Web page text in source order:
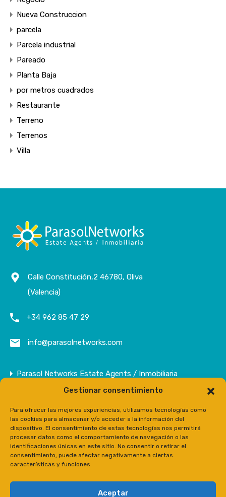
Gestionar consentimiento
Para ofrecer las mejores experiencias, utilizamos tecnologías como
las cookies para almacenar y/o acceder a la información del
dispositivo. El consentimiento de estas tecnologías nos permitirá
procesar datos como el comportamiento de navegación o las
identificaciones únicas en este sitio. No consentir o retirar el
consentimiento, puede afectar negativamente a ciertas
características y funciones.
Aceptar
Nueva Construccion
parcela
Parcela industrial
Pareado
Planta Baja
por metros cuadrados
Restaurante
Terreno
Terrenos
Villa
Calle Constitución,2 46780, Oliva
(Valencia)
+34 962 85 47 29
info@parasolnetworks.com
Parasol Networks Estate Agents / Inmobiliaria
Inmuebles
Contacto
Prensa